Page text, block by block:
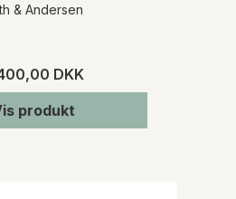
& Andersen
DKK
produkt